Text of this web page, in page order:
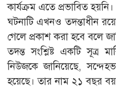
কার্যক্রম এতে প্রভাবিত হয়নি।
ঘটনাটি এখনও তদন্তাধীন
গেলে প্রকাশ করা হবে বলে
তদন্ত সংশ্লিষ্ট একটি সূত্র
নিউজকে জানিয়েছে,
হয়েছে। তার নাম ২১ বছর